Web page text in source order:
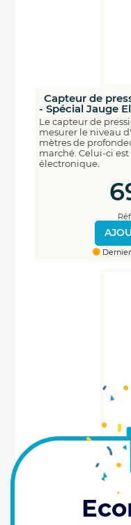
Capteur de
- Spécial Jauge
Le capteur de
mesurer le niveau
mètres de
marché. Celui-ci
électronique.